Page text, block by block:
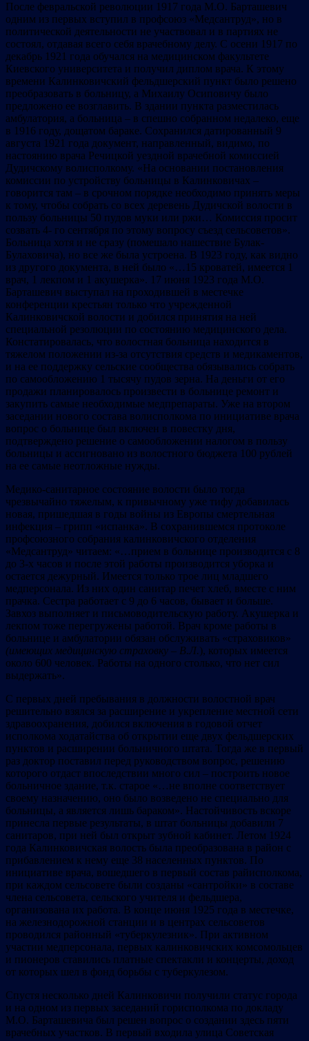
После февральской революции 1917 года М.О. Барташевич
одним из первых вступил в профсоюз «Медсантруд», но в
политической деятельности не участвовал и в партиях не
состоял, отдавая всего себя врачебному делу. С осени 1917 по
декабрь 1921 года обучался на медицинском факультете
Киевского университета и получил диплом врача. К этому
времени Калинковичский фельдшерский пункт было решено
преобразовать в больницу, а Михаилу Осиповичу было
предложено ее возглавить. В здании пункта разместилась
амбулатория, а больница – в спешно собранном недалеко, еще
в 1916 году, дощатом бараке. Сохранился датированный 9
августа 1921 года документ, направленный, видимо, по
настоянию врача Речицкой уездной врачебной комиссией
Дудичскому волисполкому. «На основании постановления
комиссии по устройству больницы в Калинковичах –
говорится там – в срочном порядке необходимо принять меры
к тому, чтобы собрать со всех деревень Дудичской волости в
пользу больницы 50 пудов муки или ржи… Комиссия просит
созвать 4- го сентября по этому вопросу съезд сельсоветов».
Больница хотя и не сразу (помешало нашествие Булак-
Булаховича), но все же была устроена. В 1923 году, как видно
из другого документа, в ней было «…15 кроватей, имеется 1
врач, 1 лекпом и 1 акушерка». 17 июня 1923 года М.О.
Барташевич выступал на проходившей в местечке
конференции крестьян только что учрежденной
Калинковичской волости и добился принятия на ней
специальной резолюции по состоянию медицинского дела.
Констатировалась, что волостная больница находится в
тяжелом положении из-за отсутствия средств и медикаментов,
и на ее поддержку сельские сообщества обязывались собрать
по самообложению 1 тысячу пудов зерна. На деньги от его
продажи планировалось произвести в больнице ремонт и
закупить самые необходимые медпрепараты. Уже на втором
заседании нового состава волисполкома по инициативе врача
вопрос о больнице был включен в повестку дня,
подтверждено решение о самообложении налогом в пользу
больницы и ассигновано из волостного бюджета 100 рублей
на ее самые неотложные нужды.
Медико-санитарное состояние волости было тогда
чрезвычайно тяжелым, к привычному уже тифу добавилась
новая, пришедшая в годы войны из Европы смертельная
инфекция – грипп «испанка». В сохранившемся протоколе
профсоюзного собрания калинковичского отделения
«Медсантруд» читаем: «…прием в больнице производится с 8
до 3-х часов и после этой работы производится уборка и
остается дежурный. Имеется только трое лиц младшего
медперсонала. Из них один санитар печет хлеб, вместе с ним
прачка. Сестра работает с 9 до 6 часов, бывает и больше.
Завхоз выполняет и письмоводительскую работу. Акушерка и
лекпом тоже перегружены работой. Врач кроме работы в
больнице и амбулатории обязан обслуживать «страховиков»
(имеющих медицинскую страховку – В.Л. ), которых имеется
около 600 человек. Работы на одного столько, что нет сил
выдержать».
С первых дней пребывания в должности волостной врач
решительно взялся за расширение и укрепление местной сети
здравоохранения, добился включения в годовой отчет
исполкома ходатайства об открытии еще двух фельдшерских
пунктов и расширении больничного штата. Тогда же в первый
раз доктор поставил перед руководством вопрос, решению
которого отдаст впоследствии много сил – построить новое
больничное здание, т.к. старое «…не вполне соответствует
своему назначению, оно было возведено не специально для
больницы, а является лишь бараком». Настойчивость вскоре
принесла первые результаты, в штат больницы добавили 7
санитаров, при ней был открыт зубной кабинет. Летом 1924
года Калинковичская волость была преобразована в район с
прибавлением к нему еще 38 населенных пунктов. По
инициативе врача, вошедшего в первый состав райисполкома,
при каждом сельсовете были созданы «сантройки» в составе
члена сельсовета, сельского учителя и фельдшера,
организована их работа. В конце июня 1925 года в местечке,
на железнодорожной станции и в центрах сельсоветов
проводился районный «туберкулезник». При активном
участии медперсонала, первых калинковичских комсомольцев
и пионеров ставились платные спектакли и концерты, доход
от которых шел в фонд борьбы с туберкулезом.
Спустя несколько дней Калинковичи получили статус города
и на одном из первых заседаний горисполкома по докладу
М.О. Барташевича был решен вопрос о создании здесь пяти
врачебных участков. В первый входила улица Советская